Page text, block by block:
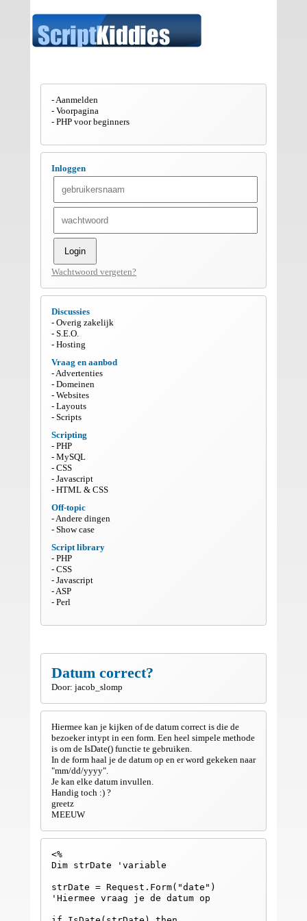
Aanmelden
Voorpagina
PHP voor beginners
Inloggen
Wachtwoord vergeten?
Discussies
Overig zakelijk
S.E.O.
Hosting
Vraag en aanbod
Advertenties
Domeinen
Websites
Layouts
Scripts
Scripting
PHP
MySQL
CSS
Javascript
HTML & CSS
Off-topic
Andere dingen
Show case
Script library
PHP
CSS
Javascript
ASP
Perl
Datum correct?
Door: jacob_slomp
Hiermee kan je kijken of de datum correct is die de
bezoeker intypt in een form. Een heel simpele methode
is om de IsDate() functie te gebruiken.
In de form haal je de datum op en er word gekeken naar
"mm/dd/yyyy".
Je kan elke datum invullen.
Handig toch :) ?
greetz
MEEUW
<%
Dim strDate 'variable
strDate = Request.Form("date")
'Hiermee vraag je de datum op